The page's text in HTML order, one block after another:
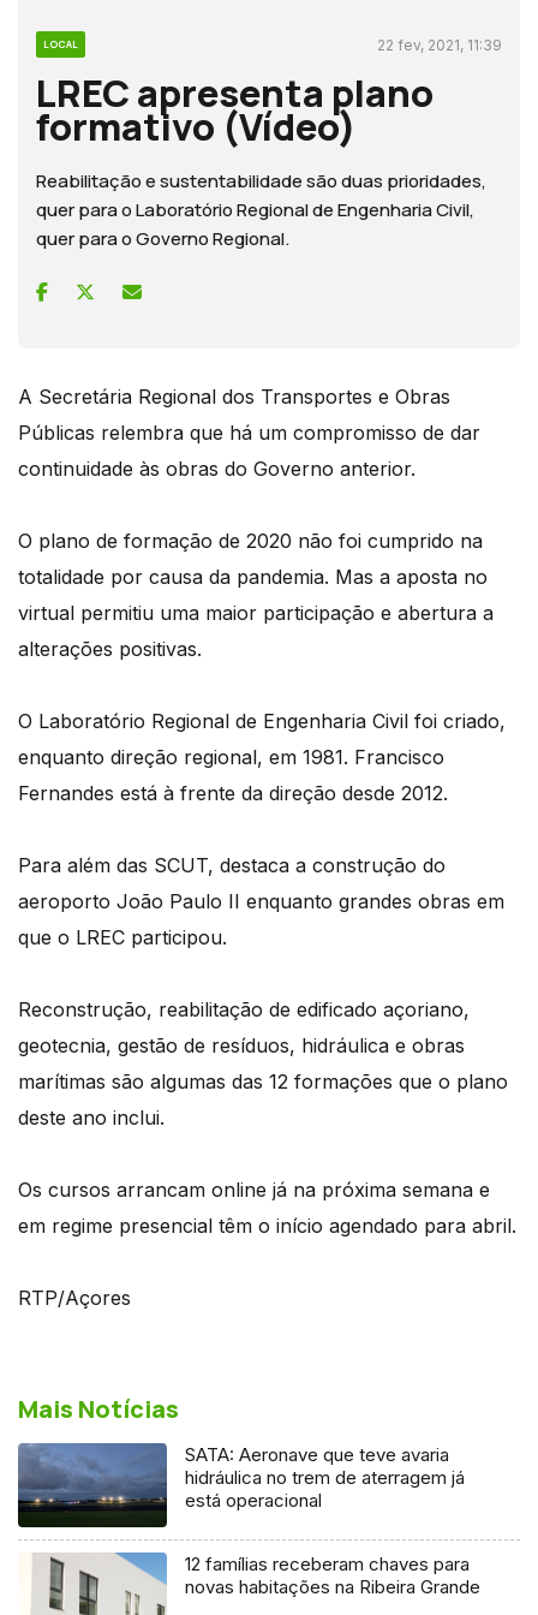
LOCAL 22 fev, 2021, 11:39
LREC apresenta plano
formativo (Vídeo)
Reabilitação e sustentabilidade são duas prioridades,
quer para o Laboratório Regional de Engenharia Civil,
quer para o Governo Regional.
A Secretária Regional dos Transportes e Obras
Públicas relembra que há um compromisso de dar
continuidade às obras do Governo anterior.
O plano de formação de 2020 não foi cumprido na
totalidade por causa da pandemia. Mas a aposta no
virtual permitiu uma maior participação e abertura a
alterações positivas.
O Laboratório Regional de Engenharia Civil foi criado,
enquanto direção regional, em 1981. Francisco
Fernandes está à frente da direção desde 2012.
Para além das SCUT, destaca a construção do
aeroporto João Paulo II enquanto grandes obras em
que o LREC participou.
Reconstrução, reabilitação de edificado açoriano,
geotecnia, gestão de resíduos, hidráulica e obras
marítimas são algumas das 12 formações que o plano
deste ano inclui.
Os cursos arrancam online já na próxima semana e
em regime presencial têm o início agendado para abril.
RTP/Açores
Mais Notícias
SATA: Aeronave que teve avaria
hidráulica no trem de aterragem já
está operacional
12 famílias receberam chaves para
novas habitações na Ribeira Grande